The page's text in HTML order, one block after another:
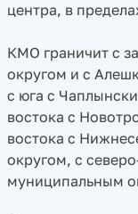
центра, в
КМО граничит с
округом и с
с юга с
востока с
востока с
округом, с
муниципальным